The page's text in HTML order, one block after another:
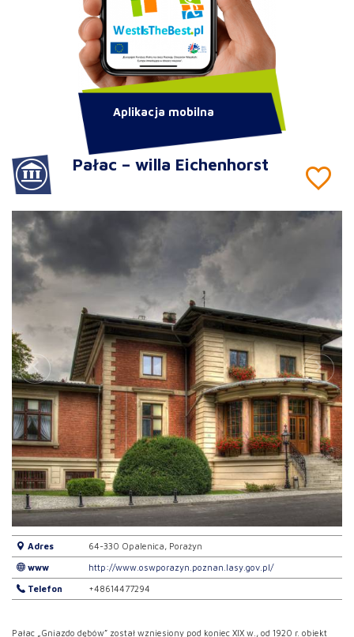
Pałac – willa Eichenhorst
Adres 64-330 Opalenica, Porażyn
www http://www.oswporazyn.poznan.lasy.gov.pl/
Telefon +48614477294
Pałac „Gniazdo dębów” został wzniesiony pod koniec XIX w., od 1920 r. obiekt
Aplikacja mobilna